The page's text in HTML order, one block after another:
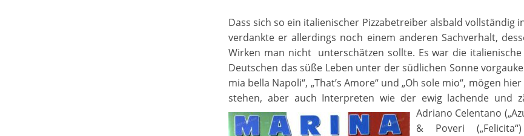
Dass sich so ein italienischer Pizzabetreiber alsbald vollständig
verdankte er allerdings noch einem anderen Sachverhalt,
Wirken man nicht unterschätzen sollte. Es war die italienische
Deutschen das süße Leben unter der südlichen Sonne
mia bella Napoli“, „That’s Amore“ und „Oh sole mio“, mögen
stehen, aber auch Interpreten wie der ewig lachende und
Adriano Celentano
& Poveri